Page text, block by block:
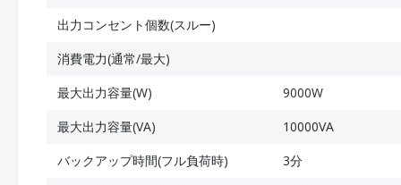
出力コンセント個数(スルー)
消費電力(通常/最大)
最大出力容量(W)
9000W
最大出力容量(VA)
10000VA
バックアップ時間(フル負荷時)
3分